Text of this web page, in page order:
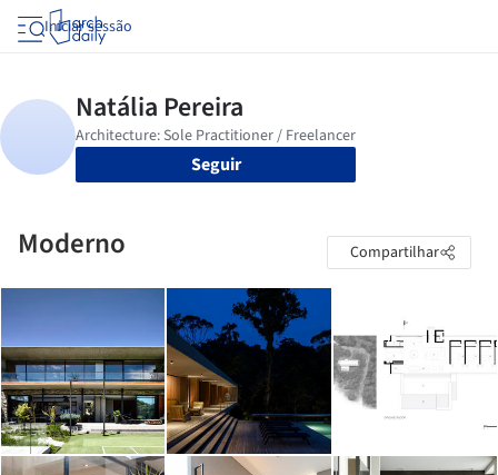
Iniciar sessão
Seguir
Moderno Compartilhar